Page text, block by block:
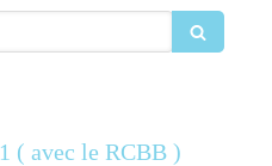
( avec le RCBB )